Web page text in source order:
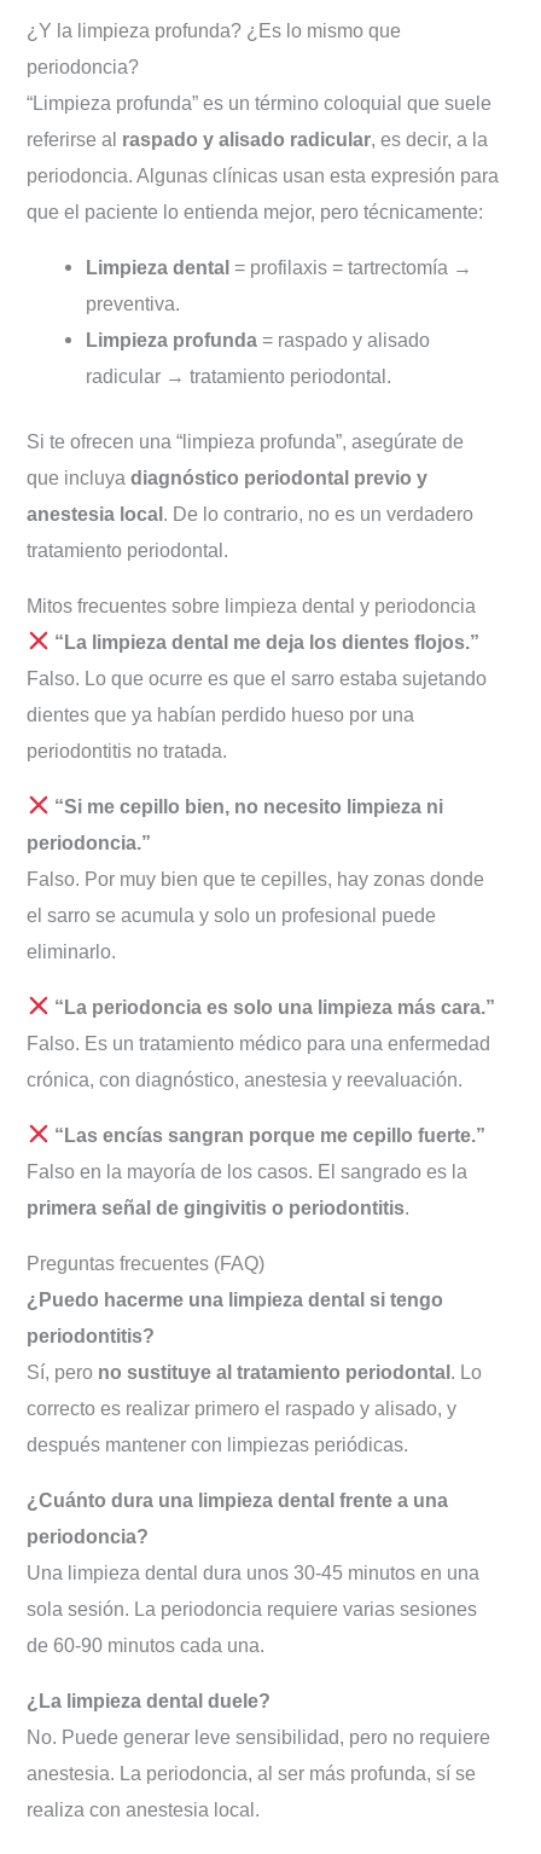
¿Y la limpieza profunda? ¿Es lo mismo que
periodoncia?
“Limpieza profunda” es un término coloquial que suele
referirse al raspado y alisado radicular , es decir, a la
periodoncia. Algunas clínicas usan esta expresión para
que el paciente lo entienda mejor, pero técnicamente:
Limpieza dental= profilaxis = tartrectomía →
preventiva.
Limpieza profunda= raspado y alisado
radicular → tratamiento periodontal.
Si te ofrecen una “limpieza profunda”, asegúrate de
que incluyadiagnóstico periodontal previo y
anestesia local. De lo contrario, no es un verdadero
tratamiento periodontal.
Mitos frecuentes sobre limpieza dental y periodoncia
“La limpieza dental me deja los dientes flojos.”
Falso. Lo que ocurre es que el sarro estaba sujetando
dientes que ya habían perdido hueso por una
periodontitis no tratada.
“Si me cepillo bien, no necesito limpieza ni
periodoncia.”
Falso. Por muy bien que te cepilles, hay zonas donde
el sarro se acumula y solo un profesional puede
eliminarlo.
“La periodoncia es solo una limpieza más cara.”
Falso. Es un tratamiento médico para una enfermedad
crónica, con diagnóstico, anestesia y reevaluación.
“Las encías sangran porque me cepillo fuerte.”
Falso en la mayoría de los casos. El sangrado es la
primera señal de gingivitis o periodontitis.
Preguntas frecuentes (FAQ)
¿Puedo hacerme una limpieza dental si tengo
periodontitis?
Sí, pero no sustituye al tratamiento periodontal. Lo
correcto es realizar primero el raspado y alisado, y
después mantener con limpiezas periódicas.
¿Cuánto dura una limpieza dental frente a una
periodoncia?
Una limpieza dental dura unos 30-45 minutos en una
sola sesión. La periodoncia requiere varias sesiones
de 60-90 minutos cada una.
¿La limpieza dental duele?
No. Puede generar leve sensibilidad, pero no requiere
anestesia. La periodoncia, al ser más profunda, sí se
realiza con anestesia local.